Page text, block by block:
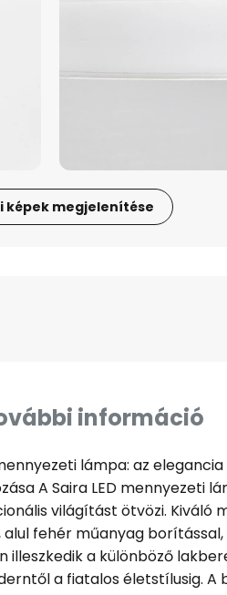
képek megjelenítése
információ
lámpa: az
A Saira LED mennyezeti
világítást ötvözi. Kiváló
alul fehér műanyag
illeszkedik a különböző
a fiatalos életstílusig. A